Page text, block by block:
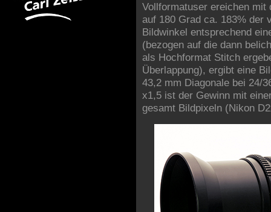
Vollformatuser ereichen mit
auf 180 Grad ca. 183% der
Bildwinkel entsprechend
(bezogen auf die dann
als Hochformat Stitch
Überlappung), ergibt eine
43,2 mm Diagonale bei 24/
x1,5 ist der Gewinn mit
gesamt Bildpixeln (Nikon